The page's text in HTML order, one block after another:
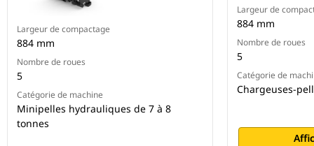
Largeur de compactage
884 mm
Nombre de roues
5
Catégorie de machine
Minipelles hydrauliques de 7 à 8
tonnes
Largeur de
884 mm
Nombre de roues
5
Catégorie de
Chargeuses-